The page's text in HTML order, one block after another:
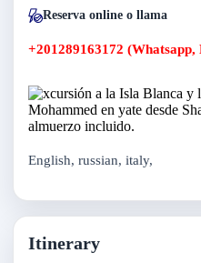
Reserva online o llama
+201289163172 (Whatsapp,
English, russian, italy,
Itinerary